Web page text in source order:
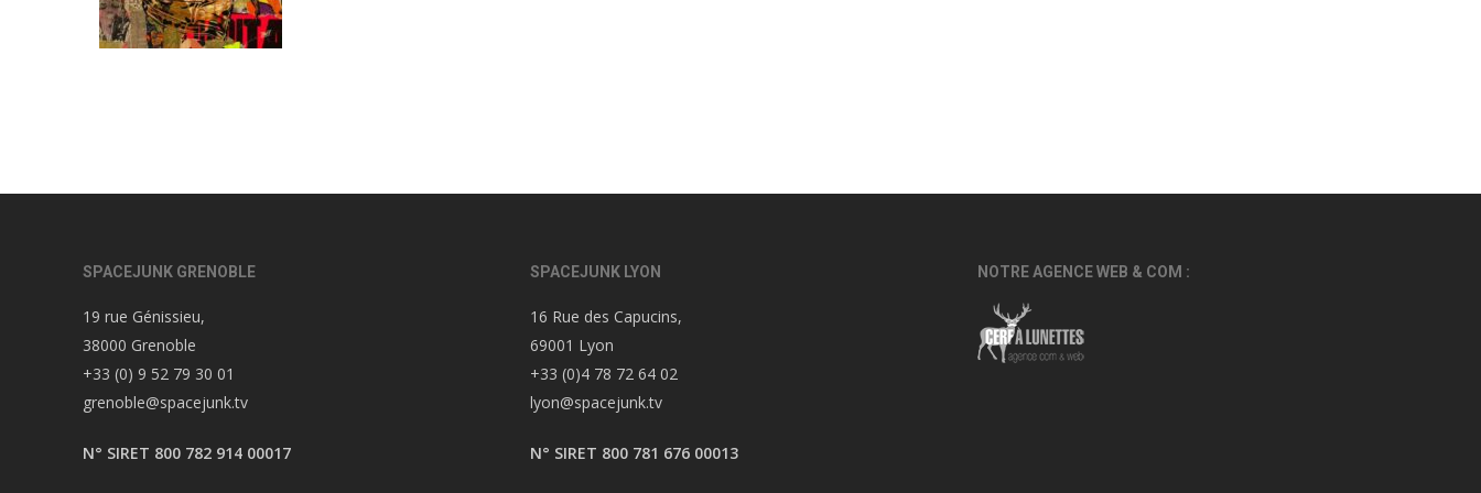
SPACEJUNK GRENOBLE
19 rue Génissieu,
38000 Grenoble
+33 (0) 9 52 79 30 01
grenoble@spacejunk.tv
N° SIRET 800 782 914 00017
SPACEJUNK LYON
16 Rue des Capucins,
69001 Lyon
+33 (0)4 78 72 64 02
lyon@spacejunk.tv
N° SIRET 800 781 676 00013
NOTRE AGENCE WEB & COM :